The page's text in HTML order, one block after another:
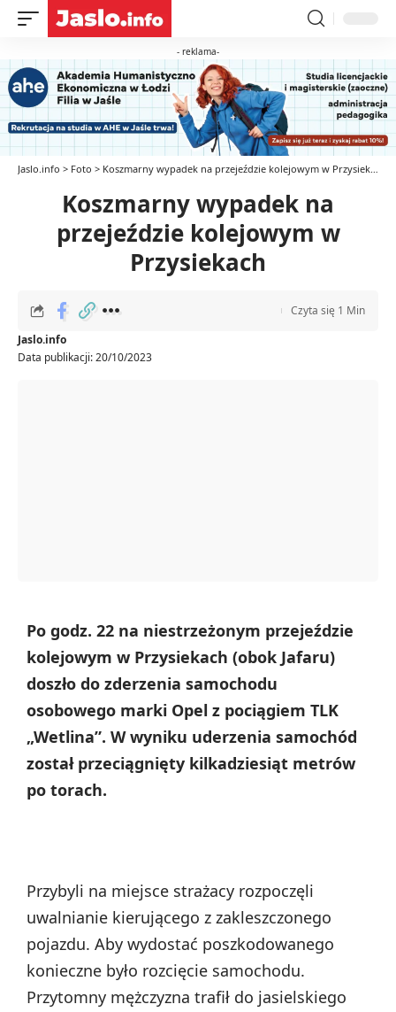
- reklama-
Jaslo.info > Foto > Koszmarny wypadek na przejeździe kolejowym w Przysiekach
Koszmarny wypadek na
przejeździe kolejowym w
Przysiekach
Data publikacji: 20/10/2023
Jaslo.info
Czyta się 1 Min
Po godz. 22 na niestrzeżonym przejeździe
kolejowym w Przysiekach (obok Jafaru)
doszło do zderzenia samochodu
osobowego marki Opel z pociągiem TLK
„Wetlina”. W wyniku uderzenia samochód
został przeciągnięty kilkadziesiąt metrów
po torach.
Przybyli na miejsce strażacy rozpoczęli
uwalnianie kierującego z zakleszczonego
pojazdu. Aby wydostać poszkodowanego
konieczne było rozcięcie samochodu.
Przytomny mężczyzna trafił do jasielskiego